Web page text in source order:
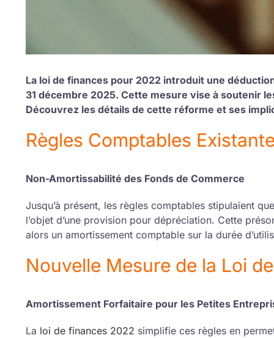
La loi de finances pour 2022 introduit une
31 décembre 2025. Cette mesure vise à soutenir
Découvrez les détails de cette réforme et ses
Règles Comptables
Non-Amortissabilité des Fonds de Commerce
Jusqu’à présent, les règles comptables stipulaient
l’objet d’une provision pour dépréciation. Cette
alors un amortissement comptable sur la durée
Nouvelle Mesure de la Loi
Amortissement Forfaitaire pour les Petites
La loi de finances 2022 simplifie ces règles en